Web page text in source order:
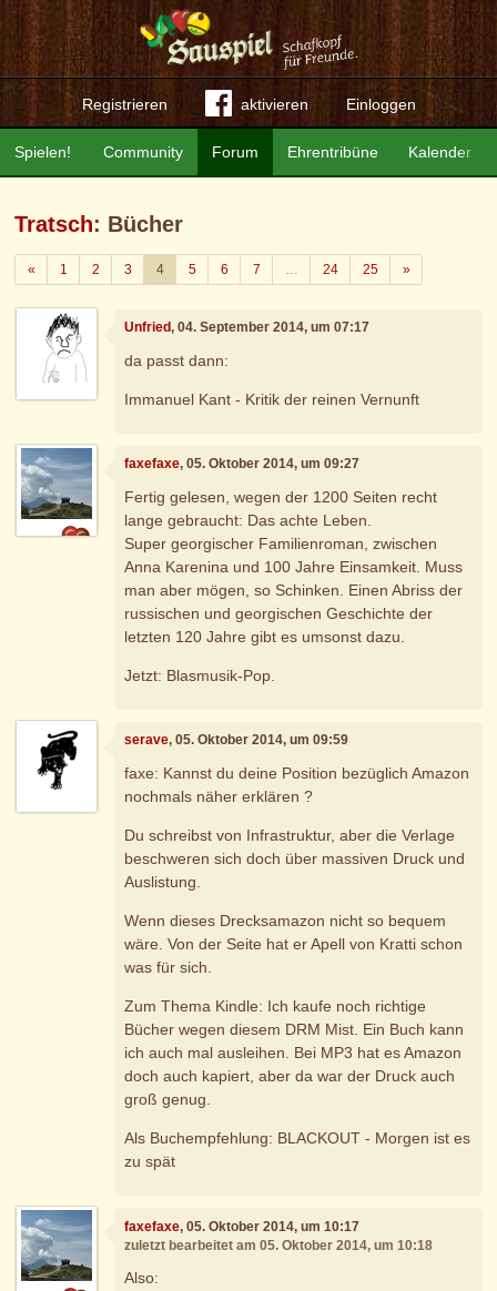
Registrieren aktivieren Einloggen
Community Forum Ehrentribüne Kalender
Spielen!
Tratsch: Bücher
«Zurück
1 2 3 4 5 6 7 … 24 25 »Weiter
Unfried, 04. September 2014, um 07:17
da passt dann:
Immanuel Kant - Kritik der reinen Vernunft
faxefaxe, 05. Oktober 2014, um 09:27
Fertig gelesen, wegen der 1200 Seiten recht
lange gebraucht: Das achte Leben.
Super georgischer Familienroman, zwischen
Anna Karenina und 100 Jahre Einsamkeit. Muss
man aber mögen, so Schinken. Einen Abriss der
russischen und georgischen Geschichte der
letzten 120 Jahre gibt es umsonst dazu.
Jetzt: Blasmusik-Pop.
serave, 05. Oktober 2014, um 09:59
faxe: Kannst du deine Position bezüglich Amazon
nochmals näher erklären ?
Du schreibst von Infrastruktur, aber die Verlage
beschweren sich doch über massiven Druck und
Auslistung.
Wenn dieses Drecksamazon nicht so bequem
wäre. Von der Seite hat er Apell von Kratti schon
was für sich.
Zum Thema Kindle: Ich kaufe noch richtige
Bücher wegen diesem DRM Mist. Ein Buch kann
ich auch mal ausleihen. Bei MP3 hat es Amazon
doch auch kapiert, aber da war der Druck auch
groß genug.
Als Buchempfehlung: BLACKOUT - Morgen ist es
zu spät
faxefaxe, 05. Oktober 2014, um 10:17
zuletzt bearbeitet am 05. Oktober 2014, um 10:18
Also: